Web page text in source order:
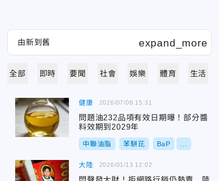
全部 即時 要聞 社會 娛樂 體育 生活
健康
問題油232品項有效日期曝！部分醬
料效期到2029年
中聯油脂 苯駢芘 BaP
2026/07/08 15:31
大陸 2026/01/13 12:02